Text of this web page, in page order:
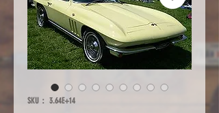
SKU： 3.64E+14